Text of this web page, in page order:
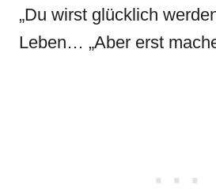
„Du wirst glücklich
Leben… „Aber erst